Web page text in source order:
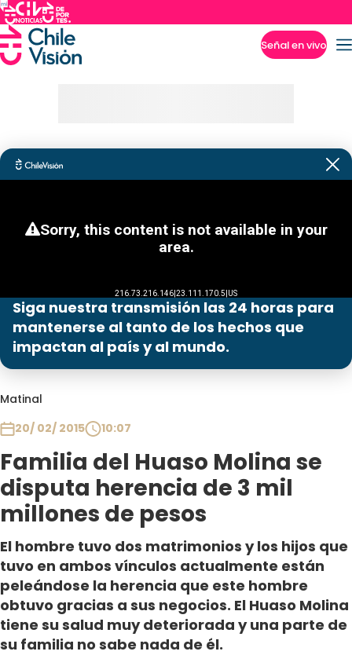
Señal en vivo
Siga nuestra transmisión las 24 horas para
mantenerse al tanto de los hechos que
impactan al país y al mundo.
Matinal
20/ 02/ 2015
10:07
Familia del Huaso Molina se
disputa herencia de 3 mil
millones de pesos
El hombre tuvo dos matrimonios y los hijos que
tuvo en ambos vínculos actualmente están
peleándose la herencia que este hombre
obtuvo gracias a sus negocios. El Huaso Molina
tiene su salud muy deteriorada y una parte de
su familia no sabe nada de él.
Programas
Club De La Comedia
Contigo en Directo
Plan Perfecto
El Tiempo
Sabingo
Todos Los Programas